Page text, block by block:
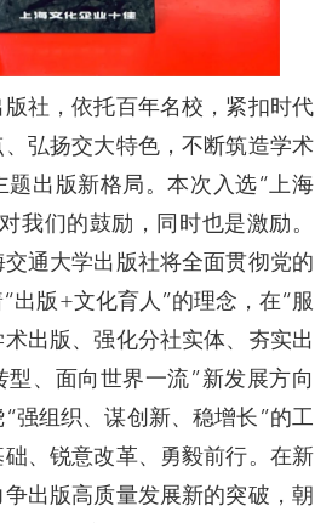
，依托百年名校，紧扣时代
弘扬交大特色，不断筑造学术
题出版新格局。本次入选“上海
我们的鼓励，同时也是激励。
通大学出版社将全面贯彻党的
出版+文化育人”的理念，在“服
出版、强化分社实体、夯实出
型、面向世界一流”新发展方向
强组织、谋创新、稳增长”的工
、锐意改革、勇毅前行。在新
出版高质量发展新的突破，朝